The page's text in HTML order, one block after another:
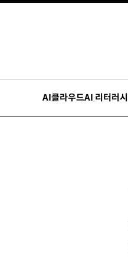
AI클라우드AI 리터러시